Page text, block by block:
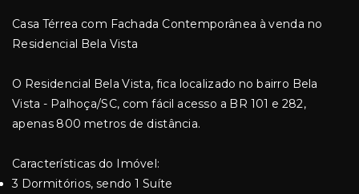
Casa Térrea com Fachada Contemporânea à venda no
Residencial Bela Vista
O Residencial Bela Vista, fica localizado no bairro Bela
Vista - Palhoça/SC, com fácil acesso a BR 101 e 282,
apenas 800 metros de distância.
Características do Imóvel:
3 Dormitórios, sendo 1 Suíte